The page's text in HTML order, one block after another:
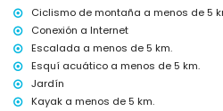
villa
Internet (WiFi)
Ropa de cama y toallas
Servicio de recepción y servicio de
Calefacción por aire y aire
Instalaciones y servicios con coste
Ciclismo de montaña a menos de 5
Conexión a Internet
Escalada a menos de 5 km.
Esquí acuático a menos de 5 km.
Jardín
Kayak a menos de 5 km.